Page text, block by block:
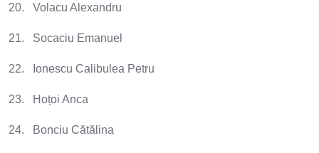
20. Volacu Alexandru
21. Socaciu Emanuel
22. Ionescu Calibulea Petru
23. Hoțoi Anca
24. Bonciu Cătălina